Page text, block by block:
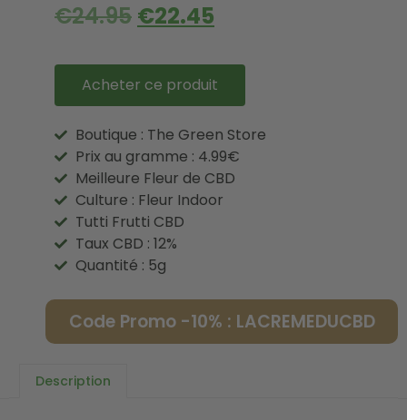
€24.95 €22.45
Acheter ce produit
Boutique : The Green Store
Prix au gramme : 4.99€
Meilleure Fleur de CBD
Culture : Fleur Indoor
Tutti Frutti CBD
Taux CBD : 12%
Quantité : 5g
Code Promo -10% : LACREMEDUCBD
Description